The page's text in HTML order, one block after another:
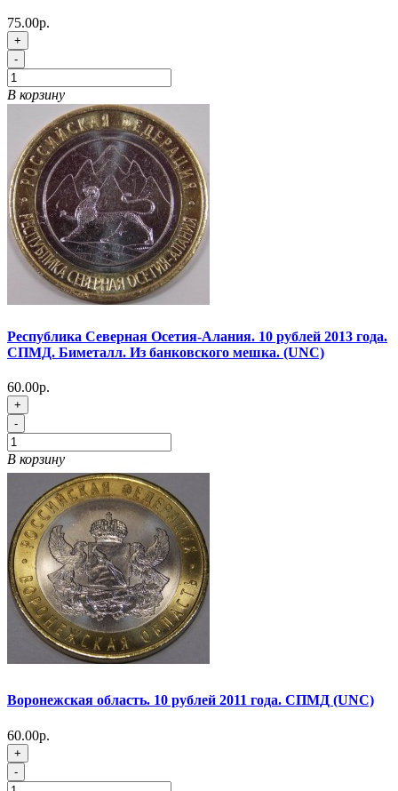
75.00р.
+
-
В корзину
Республика Северная Осетия-Алания. 10 рублей 2013 года.
СПМД. Биметалл. Из банковского мешка. (UNC)
60.00р.
+
-
В корзину
Воронежская область. 10 рублей 2011 года. СПМД (UNC)
60.00р.
+
-